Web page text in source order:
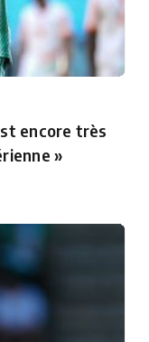
encore très
»